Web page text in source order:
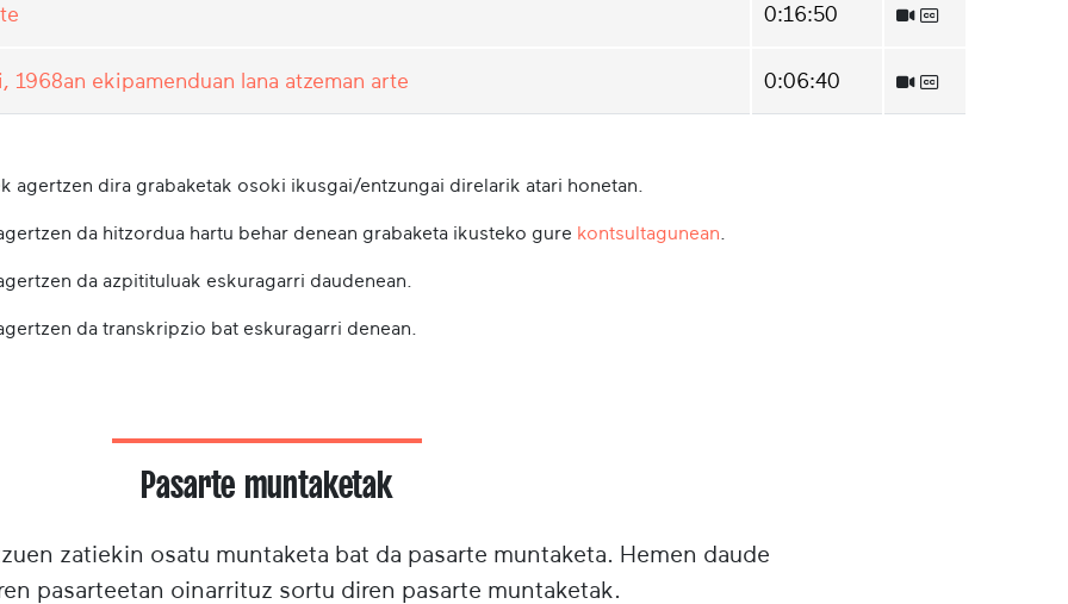
0:16:50
1968an ekipamenduan lana atzeman arte 0:06:40
agertzen dira grabaketak osoki ikusgai/entzungai direlarik atari honetan.
da hitzordua hartu behar denean grabaketa ikusteko gure kontsultagunean
da azpitituluak eskuragarri daudenean.
da transkripzio bat eskuragarri denean.
Pasarte muntaketak
zatiekin osatu muntaketa bat da pasarte muntaketa. Hemen daude
pasarteetan oinarrituz sortu diren pasarte muntaketak.